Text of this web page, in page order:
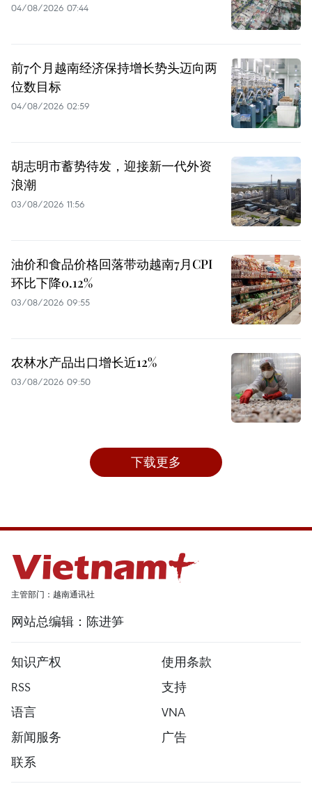
04/08/2026 07:44
前7个月越南经济保持增长势头迈向两
位数目标
04/08/2026 02:59
胡志明市蓄势待发，迎接新一代外资
浪潮
03/08/2026 11:56
油价和食品价格回落带动越南7月CPI
环比下降0.12%
03/08/2026 09:55
农林水产品出口增长近12%
03/08/2026 09:50
下载更多
主管部门：越南通讯社
网站总编辑：陈进笋
知识产权
使用条款
RSS
支持
语言
VNA
新闻服务
广告
联系